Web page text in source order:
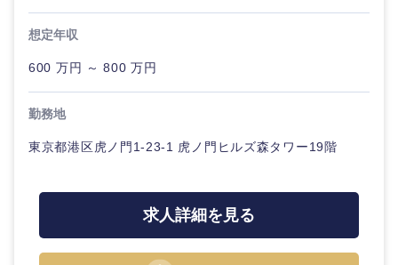
管理
SCM
人
M&A・事業投資
政策渉外
管理
マーケティング
営業
自動車・機械・船舶
素材・化学・金属
食品・化粧品・アパレル・消費財
宮城県
推奨年齢
フリーワード
想定年収
600 万円 ～ 800 万円
勤務地
東京都港区虎ノ門1-23-1 虎ノ門ヒルズ森タワー19階
求人詳細を見る